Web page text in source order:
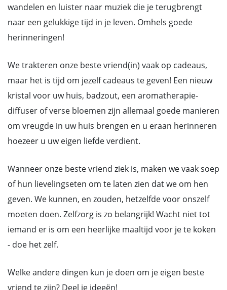
wandelen en luister naar muziek die je terugbrengt
naar een gelukkige tijd in je leven. Omhels goede
herinneringen!
We trakteren onze beste vriend(in) vaak op cadeaus,
maar het is tijd om jezelf cadeaus te geven! Een nieuw
kristal voor uw huis, badzout, een aromatherapie-
diffuser of verse bloemen zijn allemaal goede manieren
om vreugde in uw huis brengen en u eraan herinneren
hoezeer u uw eigen liefde verdient.
Wanneer onze beste vriend ziek is, maken we vaak soep
of hun lievelingseten om te laten zien dat we om hen
geven. We kunnen, en zouden, hetzelfde voor onszelf
moeten doen. Zelfzorg is zo belangrijk! Wacht niet tot
iemand er is om een heerlijke maaltijd voor je te koken
- doe het zelf.
Welke andere dingen kun je doen om je eigen beste
vriend te zijn? Deel je ideeën!